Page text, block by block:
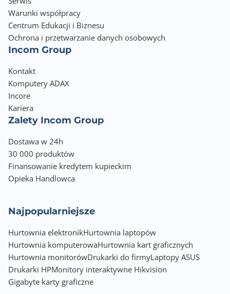
Tak
Redukcja niebieskiego światła [Low Blue Light]
Tak
Ustawienie ekranu w pionie [Pivot]
-5° / +35°
Obrót wokół własnej osi [Swivel]
-180° / +180°
Regulacja wysokości
Wbudowane głośniki
Montaż VESA
100 x 100
Nasycenie kolorów
Warunki współpracy
Centrum Edukacji i Biznesu
Ochrona i przetwarzanie danych osobowych
Incom Group
Kontakt
Komputery ADAX
Incore
Kariera
Zalety Incom Group
Dostawa w 24h
30 000 produktów
Finansowanie kredytem kupieckim
Opieka Handlowca
Najpopularniejsze
Hurtownia elektronikHurtownia laptopów
Hurtownia komputerowaHurtownia kart graficznych
Hurtownia monitorówDrukarki do firmyLaptopy ASUS
Drukarki HPMonitory interaktywne Hikvision
Gigabyte karty graficzne